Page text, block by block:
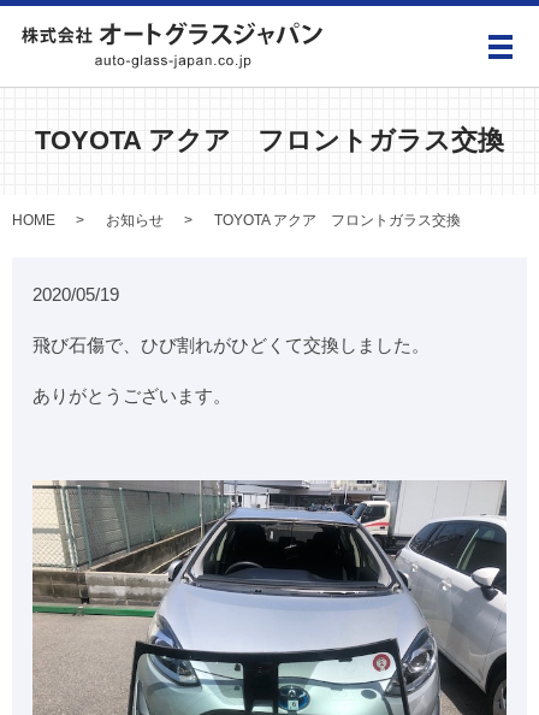
メ
TOYOTA アクア フロントガラス交換
HOME お知らせ TOYOTA アクア フロントガラス交換
2020/05/19
飛び石傷で、ひび割れがひどくて交換しました。
ありがとうございます。